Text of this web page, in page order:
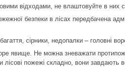
відходами, не влаштовуйте в них
безпеки в лісах передбачена
сірники, недопалки – головні
явище. Не можна зневажати
лісові пожежі складно, вони завдають